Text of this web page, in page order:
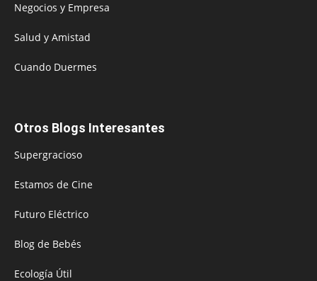
Negocios y Empresa
Salud y Amistad
Cuando Duermes
Otros Blogs Interesantes
Supergracioso
Estamos de Cine
Futuro Eléctrico
Blog de Bebés
Ecología Útil